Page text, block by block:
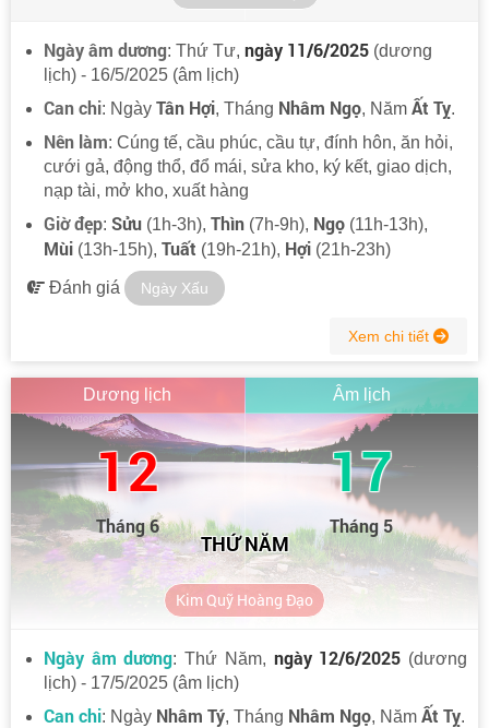
Ngày âm dương: Thứ Tư, ngày 11/6/2025 (dương
lịch) - 16/5/2025 (âm lịch)
Can chi: Ngày Tân Hợi, Tháng Nhâm Ngọ, Năm Ất Tỵ.
Nên làm: Cúng tế, cầu phúc, cầu tự, đính hôn, ăn hỏi,
cưới gả, động thổ, đổ mái, sửa kho, ký kết, giao dịch,
nạp tài, mở kho, xuất hàng
Giờ đẹp: Sửu (1h-3h), Thìn (7h-9h), Ngọ (11h-13h),
Mùi (13h-15h), Tuất (19h-21h), Hợi (21h-23h)
Đánh giá Ngày Xấu
Xem chi tiết
Dương lịch
12
Tháng 6
Âm lịch
17
Tháng 5
THỨ NĂM
Kim Quỹ Hoàng Đạo
Ngày âm dương: Thứ Năm, ngày 12/6/2025 (dương
lịch) - 17/5/2025 (âm lịch)
Can chi: Ngày Nhâm Tý, Tháng Nhâm Ngọ, Năm Ất Tỵ.